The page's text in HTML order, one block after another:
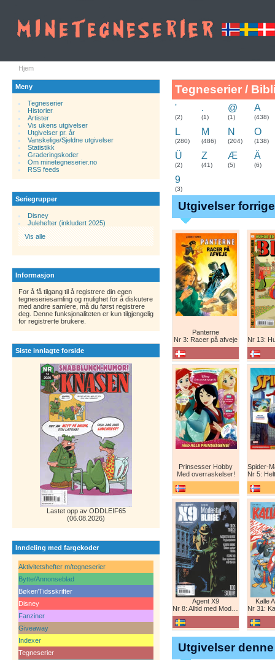
Hjem
Meny
Tegneserier
Historier.
Artister
Vis ukens utgivelser
Utgivelser pr. år
Vanskelige/Sjeldne utgivelser
Statistikk
Graderingskoder
Om minetegneserier.no
RSS feeds
Seriegrupper
Disney
Julehefter (inkludert 2025)
Vis alle
Informasjon
For å få tilgang til å registrere din egen
tegneseriesamling og mulighet for å diskutere
med andre samlere, må du først registrere
deg. Denne funksjonaliteten er kun tilgjengelig
for registrerte brukere.
Siste innlagte forside
Lastet opp av ODDLEIF65
(06.08.2026)
Inndeling med fargekoder
Aktivitetshefter m/tegneserier
Bytte/Annonseblad
Bøker/Tidsskrifter
Disney
Fanziner
Giveaway
Indexer
Tegneserier
Tegneserier /
'
(2)
.
(1)
@
(1)
A
(438)
L
(280)
M
(486)
N
(204)
O
(138)
Ü
(2)
Z
(41)
Æ
(5)
Ä
(6)
9
(3)
Utgivelser
Panterne
Nr 3: Racer på afveje
Nr 13: Humor
Prinsesser Hobby
Med overraskelser!
Nr 5: Helt ny
Agent X9
Nr 8: Alltid med Modesty Blaise
Kalle
Nr 31:
Utgivelser